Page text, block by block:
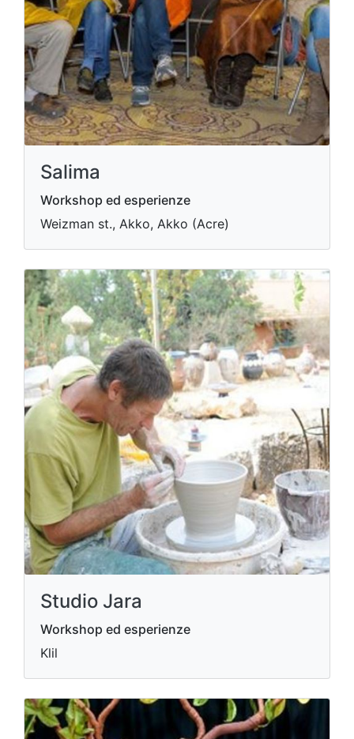
Salima
Workshop ed esperienze
Weizman st., Akko, Akko (Acre)
Studio Jara
Workshop ed esperienze
Klil